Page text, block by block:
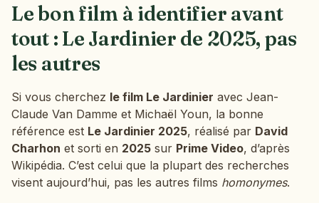
Le bon film à identifier avant
tout : Le Jardinier de 2025, pas
les autres
Si vous cherchez le film Le Jardinier avec Jean-
Claude Van Damme et Michaël Youn, la bonne
référence est Le Jardinier 2025, réalisé par David
Charhon et sorti en 2025 sur Prime Video, d’après
Wikipédia. C’est celui que la plupart des recherches
visent aujourd’hui, pas les autres films homonymes.